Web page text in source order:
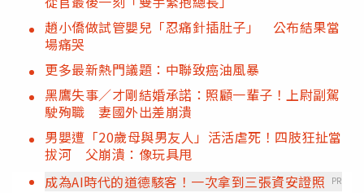
趙小僑做試管嬰兒「忍痛針插肚子」 公布結果當
場痛哭
更多最新熱門議題：中聯致癌油風暴
黑鷹失事／才剛結婚承諾：照顧一輩子！上尉副駕
駛殉職 妻國外出差崩潰
男嬰遭「20歲母與男友人」活活虐死！四肢狂扯當
拔河 父崩潰：像玩具甩
成為AI時代的道德駭客！一次拿到三張資安證照
PR